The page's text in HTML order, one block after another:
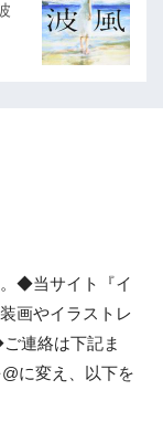
◆当サイト『イ
画やイラストレ
連絡は下記ま
に変え、以下を